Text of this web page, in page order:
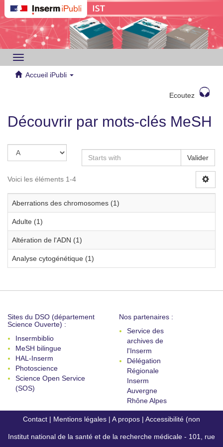
Toggle
navigation
Accueil iPubli
Ecoutez
Découvrir par mots-clés MeSH
Valider
Voici les éléments 1-4
Aberrations des chromosomes (1)
Adulte (1)
Altération de l'ADN (1)
Analyse cytogénétique (1)
Sites du DSO (département
Science Ouverte) :
Insermbiblio
MeSH bilingue
HAL-Inserm
Photoscience
Science Open Service
(SOS)
Nos partenaires :
Service des
archives de
l'Inserm
Délégation
Régionale
Inserm
Auvergne
Rhône Alpes
Contact | Mentions légales | A propos | Accessibilité (non
conforme)
Institut national de la santé et de la recherche médicale - 101, rue